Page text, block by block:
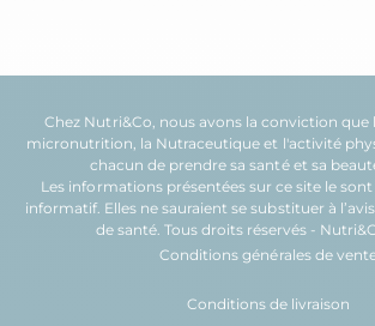
Chez Nutri&Co, nous avons la conviction que
micronutrition , la Nutraceutique et l'activité
chacun de prendre sasantéet sa
Les informations présentées sur ce site le
informatif. Elles ne sauraient se substituer à
de santé. Tous droits réservés -
Conditions générales de
Conditions de livraison